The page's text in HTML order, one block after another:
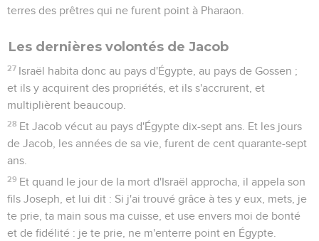
terres des prêtres qui ne furent point à Pharaon.
Les dernières volontés de Jacob
27 Israël habita donc au pays d'Égypte, au pays de Gossen ;
et ils y acquirent des propriétés, et ils s'accrurent, et
multiplièrent beaucoup.
28 Et Jacob vécut au pays d'Égypte dix-sept ans. Et les jours
de Jacob, les années de sa vie, furent de cent quarante-sept
ans.
29 Et quand le jour de la mort d'Israël approcha, il appela son
fils Joseph, et lui dit : Si j'ai trouvé grâce à tes y eux, mets, je
te prie, ta main sous ma cuisse, et use envers moi de bonté
et de fidélité : je te prie, ne m'enterre point en Égypte.